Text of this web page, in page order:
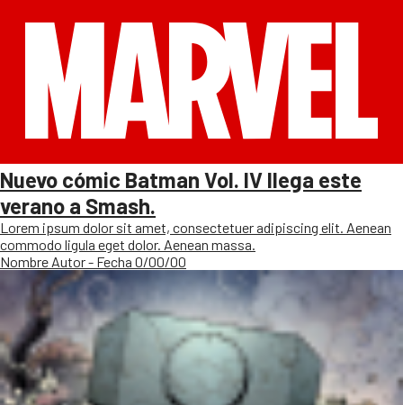
Nuevo cómic Batman Vol. IV llega este
verano a Smash.
Lorem ipsum dolor sit amet, consectetuer adipiscing elit. Aenean
commodo ligula eget dolor. Aenean massa.
Nombre Autor - Fecha 0/00/00